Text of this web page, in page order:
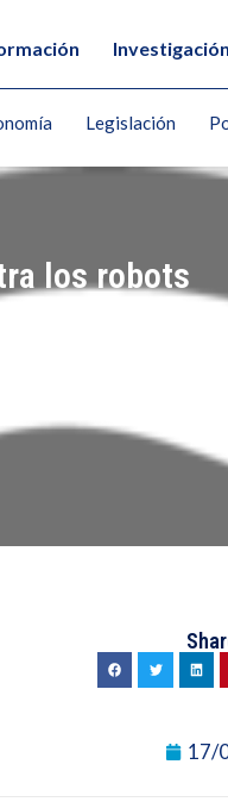
Investigación
Legislación
los robots
17/